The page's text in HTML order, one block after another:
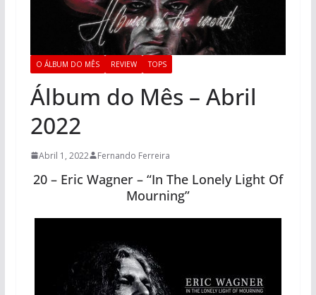
O ÁLBUM DO MÊS REVIEW TOPS
Álbum do Mês – Abril
2022
Abril 1, 2022 Fernando Ferreira
20 – Eric Wagner – “In The Lonely Light Of
Mourning”